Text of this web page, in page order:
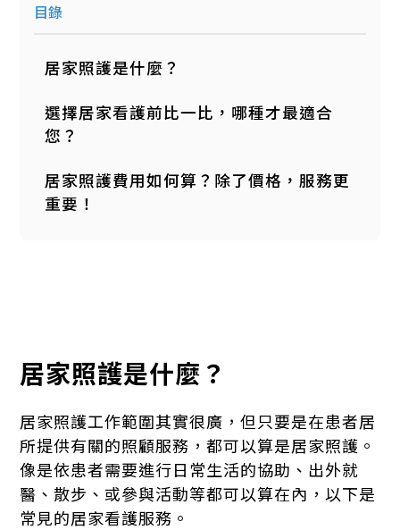
目錄
居家照護是什麼？
選擇居家看護前比一比，哪種才最適合
您？
居家照護費用如何算？除了價格，服務更
重要！
居家照護是什麼？
居家照護工作範圍其實很廣，但只要是在患者居
所提供有關的照顧服務，都可以算是居家照護。
像是依患者需要進行日常生活的協助、出外就
醫、散步、或參與活動等都可以算在內，以下是
常見的居家看護服務。